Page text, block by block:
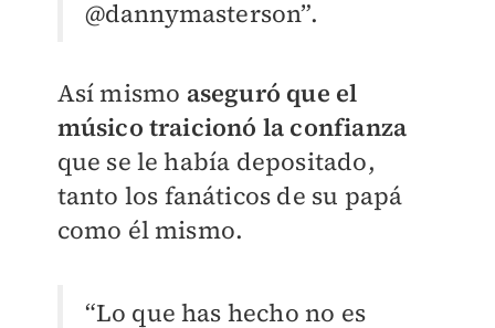
@dannymasterson”.
Así mismo aseguró que el
músico traicionó la confianza
que se le había depositado,
tanto los fanáticos de su papá
como él mismo.
“Lo que has hecho no es